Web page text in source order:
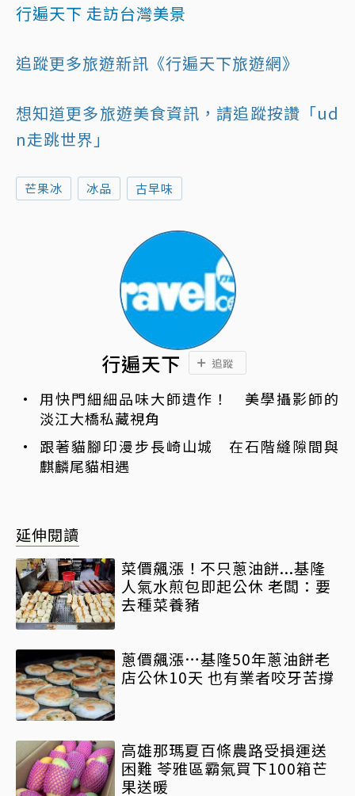
行遍天下 走訪台灣美景
追蹤更多旅遊新訊《行遍天下旅遊網》
想知道更多旅遊美食資訊，請追蹤按讚「ud
n走跳世界」
芒果冰 冰品 古早味
行遍天下 追蹤
用快門細細品味大師遺作！ 美學攝影師的
淡江大橋私藏視角
跟著貓腳印漫步長崎山城 在石階縫隙間與
麒麟尾貓相遇
延伸閱讀
菜價飆漲！不只蔥油餅...基隆
人氣水煎包即起公休 老闆：要
去種菜養豬
蔥價飆漲…基隆50年蔥油餅老
店公休10天 也有業者咬牙苦撐
高雄那瑪夏百條農路受損運送
困難 苓雅區霸氣買下100箱芒
果送暖